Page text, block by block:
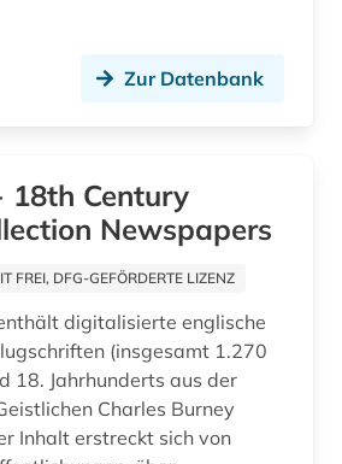
bildbearbeitung (2)
bilddatenbank (8)
Russland, Sowjetunion (11)
Suedamerika (6)
Suedostasien (3)
Suedosteuropa (2)
Zur Datenbank
18th Century
Newspapers
FREI, DFG-GEFÖRDERTE LIZENZ
digitalisierte englische
(insgesamt 1.270
18. Jahrhunderts aus der
Charles Burney
Inhalt erstreckt sich von